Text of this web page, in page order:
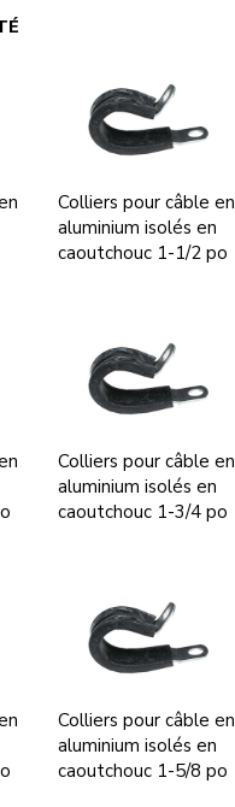
Colliers pour câble en
aluminium isolés en
caoutchouc 1-1/2 po
Colliers pour câble en
aluminium isolés en
caoutchouc 1-3/4 po
Colliers pour câble en
aluminium isolés en
caoutchouc 1-5/8 po